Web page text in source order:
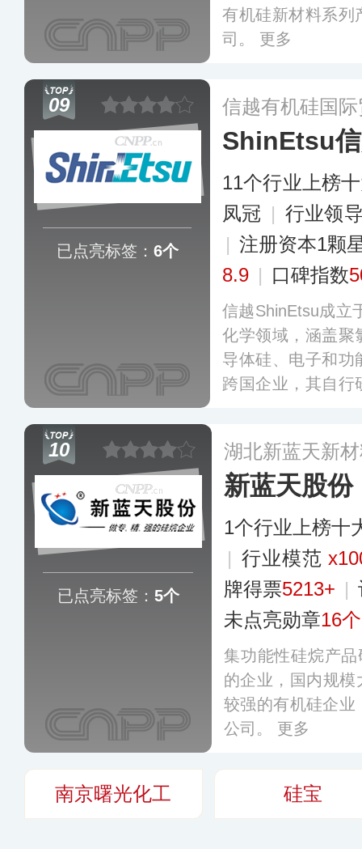
有机硅新材料系列
司。 更多
09
已点亮标签： 6个
信越有机硅国
ShinEtsu
11个行业上榜
凤冠 | 行业领
| 注册资本1颗
8.9 | 口碑指数
信越ShinEtsu成立
化学领域，涵盖聚
导体硅、电子和功
跨国企业，其自行
售网络。更多
10
已点亮标签： 5个
湖北新蓝天新
新蓝天股份
1个行业上榜十
| 行业模范
牌得票5213+ |
未点亮勋章16个
集功能性硅烷产
的企业，国内规
较强的有机硅企业
公司。 更多
南京曙光化工 硅宝